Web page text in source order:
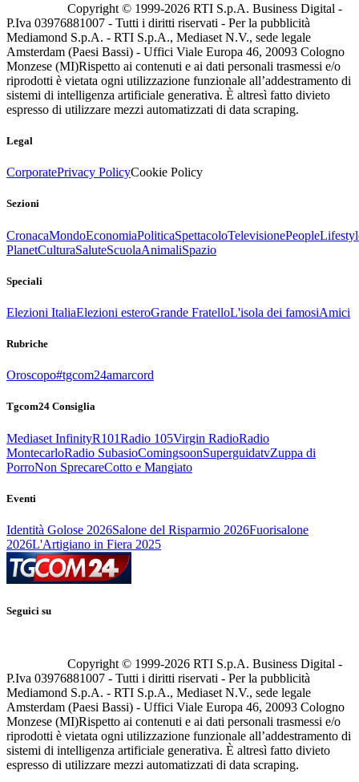
Copyright © 1999-2026 RTI S.p.A. Business Digital -
P.Iva 03976881007 - Tutti i diritti riservati - Per la pubblicità
Mediamond S.p.A. - RTI S.p.A., Mediaset N.V., sede legale
Amsterdam (Paesi Bassi) - Uffici Viale Europa 46, 20093 Cologno
Monzese (MI)Rispetto ai contenuti e ai dati personali trasmessi e/o
riprodotti è vietata ogni utilizzazione funzionale all’addestramento di
sistemi di intelligenza artificiale generativa. È altresì fatto divieto
espresso di utilizzare mezzi automatizzati di data scraping.
Legal
CorporatePrivacy PolicyCookie Policy
Sezioni
CronacaMondoEconomiaPoliticaSpettacoloTelevisionePeople
PlanetCulturaSaluteScuolaAnimaliSpazio
Speciali
Elezioni ItaliaElezioni esteroGrande FratelloL'isola dei famosiAmici
Rubriche
Oroscopo#tgcom24amarcord
Tgcom24 Consiglia
Mediaset InfinityR101Radio 105Virgin RadioRadio
MontecarloRadio SubasioComingsoonSuperguidatvZuppa di
PorroNon SprecareCotto e Mangiato
Eventi
Identità Golose 2026Salone del Risparmio 2026Fuorisalone
2026L'Artigiano in Fiera 2025
Seguici su
Copyright © 1999-2026 RTI S.p.A. Business Digital -
P.Iva 03976881007 - Tutti i diritti riservati - Per la pubblicità
Mediamond S.p.A. - RTI S.p.A., Mediaset N.V., sede legale
Amsterdam (Paesi Bassi) - Uffici Viale Europa 46, 20093 Cologno
Monzese (MI)Rispetto ai contenuti e ai dati personali trasmessi e/o
riprodotti è vietata ogni utilizzazione funzionale all’addestramento di
sistemi di intelligenza artificiale generativa. È altresì fatto divieto
espresso di utilizzare mezzi automatizzati di data scraping.